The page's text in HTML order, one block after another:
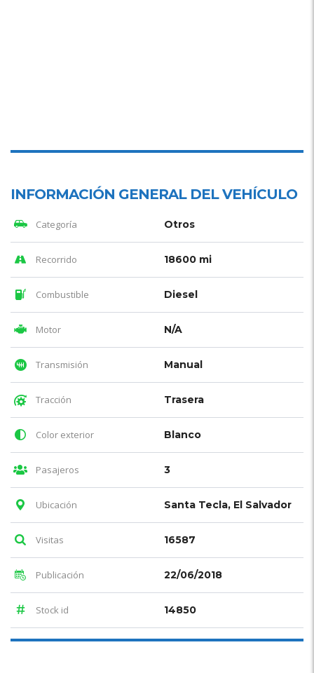
INFORMACIÓN GENERAL DEL VEHÍCULO
Categoría Otros
Recorrido 18600 mi
Combustible Diesel
Motor N/A
Transmisión Manual
Tracción Trasera
Color exterior Blanco
Pasajeros 3
Ubicación Santa Tecla, El Salvador
Visitas 16587
Publicación 22/06/2018
Stock id 14850